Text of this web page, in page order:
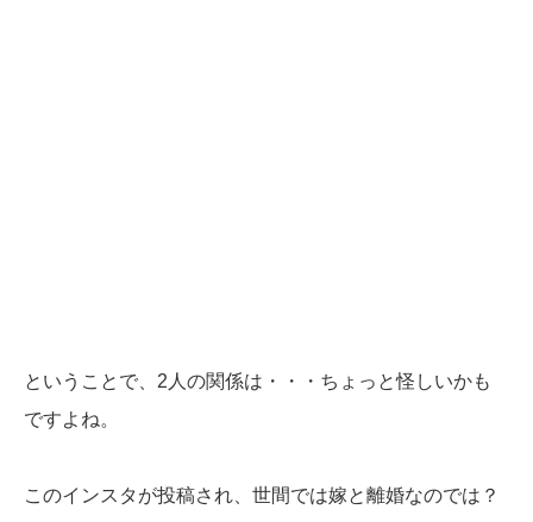
ということで、2人の関係は・・・ちょっと怪しいかも
ですよね。
このインスタが投稿され、世間では嫁と離婚なのでは？